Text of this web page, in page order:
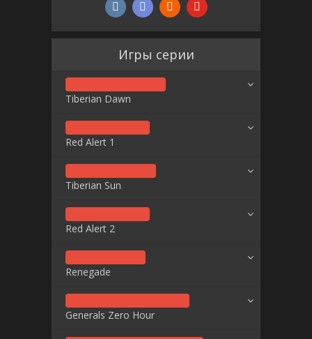
Игры серии
Tiberian Dawn
Red Alert 1
Tiberian Sun
Red Alert 2
Renegade
Generals Zero Hour